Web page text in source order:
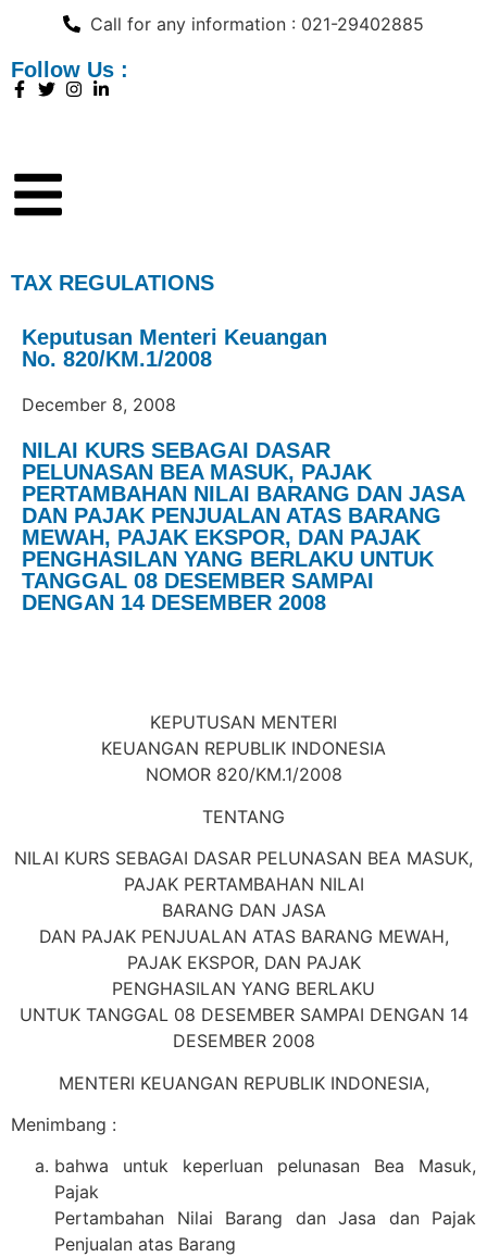
Call for any information : 021-29402885
Follow Us :
TAX REGULATIONS
Keputusan Menteri Keuangan
No. 820/KM.1/2008
December 8, 2008
NILAI KURS SEBAGAI DASAR
PELUNASAN BEA MASUK, PAJAK
PERTAMBAHAN NILAI BARANG DAN JASA
DAN PAJAK PENJUALAN ATAS BARANG
MEWAH, PAJAK EKSPOR, DAN PAJAK
PENGHASILAN YANG BERLAKU UNTUK
TANGGAL 08 DESEMBER SAMPAI
DENGAN 14 DESEMBER 2008
KEPUTUSAN MENTERI
KEUANGAN REPUBLIK INDONESIA
NOMOR 820/KM.1/2008
TENTANG
NILAI KURS SEBAGAI DASAR PELUNASAN BEA MASUK,
PAJAK PERTAMBAHAN NILAI
BARANG DAN JASA
DAN PAJAK PENJUALAN ATAS BARANG MEWAH,
PAJAK EKSPOR, DAN PAJAK
PENGHASILAN YANG BERLAKU
UNTUK TANGGAL 08 DESEMBER SAMPAI DENGAN 14
DESEMBER 2008
MENTERI KEUANGAN REPUBLIK INDONESIA,
Menimbang :
bahwa untuk keperluan pelunasan Bea Masuk,
Pajak
Pertambahan Nilai Barang dan Jasa dan Pajak
Penjualan atas Barang